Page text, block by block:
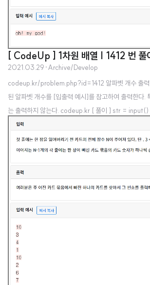
[ CodeUp ] 1차원 배열 | 1412 번 풀
2021.03.29 ·Archive/Develop
codeup.kr/problem.php?id=1412 알파벳 개수 출력
된 알파벳 개수를 [입출력 예시]를 참고하여 출력한다.
는 출력하지 않는다. codeup.kr [ 풀이 ] str =
(26)] for i in str: if ord(i)-97>=0 and ord(i)-